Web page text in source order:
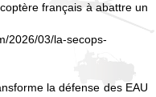
français à abattre un
2026/03/la-secops-
la défense des EAU